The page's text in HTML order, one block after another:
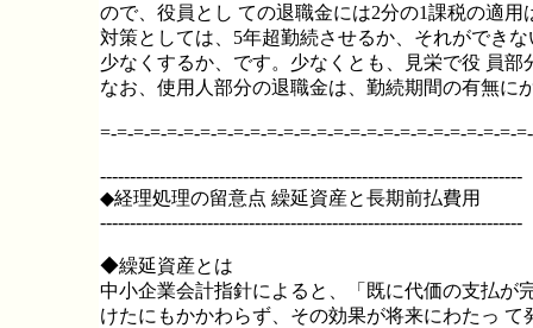
ので、役員とし ての退職金には2分の1課税の適
対策としては、5年超勤続させるか、それができ
少なくするか、です。少なくとも、見栄で役 員
なお、使用人部分の退職金は、勤続期間の有無に
=-=-=-=-=-=-=-=-=-=-=-=-=-=-=-=-=-=-=-=-=-=-=-=-=-
-----------------------------------------------------------------------
◆経理処理の留意点 繰延資産と長期前払費用
-----------------------------------------------------------------------
◆繰延資産とは
中小企業会計指針によると、「既に代価の支払が
けたにもかかわらず、その効果が将来にわたっ